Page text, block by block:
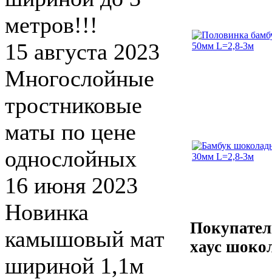
метров!!!
15 августа 2023
Многослойные
тростниковые
маты по цене
однослойных
16 июня 2023
Новинка
камышовый мат
шириной 1,1м
хаус